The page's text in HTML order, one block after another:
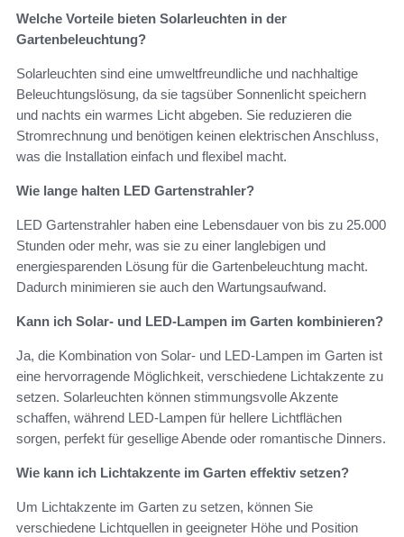
Welche Vorteile bieten Solarleuchten in der
Gartenbeleuchtung?
Solarleuchten sind eine umweltfreundliche und nachhaltige
Beleuchtungslösung, da sie tagsüber Sonnenlicht speichern
und nachts ein warmes Licht abgeben. Sie reduzieren die
Stromrechnung und benötigen keinen elektrischen Anschluss,
was die Installation einfach und flexibel macht.
Wie lange halten LED Gartenstrahler?
LED Gartenstrahler haben eine Lebensdauer von bis zu 25.000
Stunden oder mehr, was sie zu einer langlebigen und
energiesparenden Lösung für die Gartenbeleuchtung macht.
Dadurch minimieren sie auch den Wartungsaufwand.
Kann ich Solar- und LED-Lampen im Garten kombinieren?
Ja, die Kombination von Solar- und LED-Lampen im Garten ist
eine hervorragende Möglichkeit, verschiedene Lichtakzente zu
setzen. Solarleuchten können stimmungsvolle Akzente
schaffen, während LED-Lampen für hellere Lichtflächen
sorgen, perfekt für gesellige Abende oder romantische Dinners.
Wie kann ich Lichtakzente im Garten effektiv setzen?
Um Lichtakzente im Garten zu setzen, können Sie
verschiedene Lichtquellen in geeigneter Höhe und Position